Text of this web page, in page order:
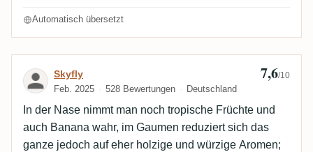
gegriffen hätte, daher ist es cool, dass ich sie als
Automatisch übersetzt
Bewertung von Skyfly
Skyfly
Feb. 2025 528 Bewertungen Deutschland
7,6/10
In der Nase nimmt man noch tropische Früchte und
auch Banana wahr, im Gaumen reduziert sich das
ganze jedoch auf eher holzige und würzige Aromen;